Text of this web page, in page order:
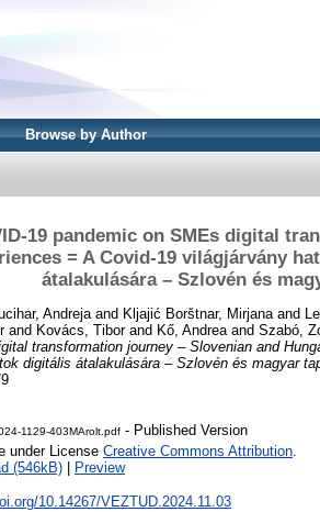
Browse by Author
19 pandemic on SMEs digital
= A Covid-19 világjárvány
átalakulására – Szlovén és
Andreja and Kljajić Borštnar, Mirjana and
and Kovács, Tiborand Kő, Andrea and Szabó,
transformation journey – Slovenian and
digitális átalakulására – Szlovén és magyar
1129-403MArolt.pdf - Published Version
under License Creative Commons Attribution.
(546kB)
Preview
10.14267/VEZTUD.2024.11.03